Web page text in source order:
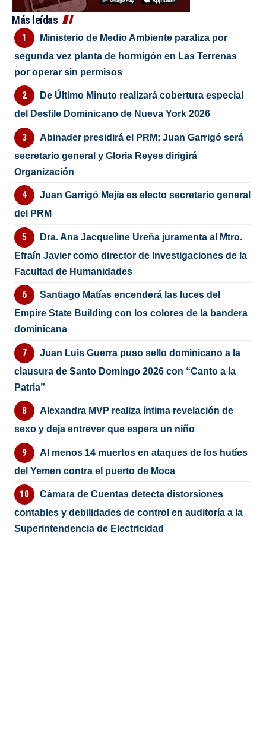
Más leídas
Ministerio de Medio Ambiente paraliza por
segunda vez planta de hormigón en Las Terrenas
por operar sin permisos
De Último Minuto realizará cobertura especial
del Desfile Dominicano de Nueva York 2026
Abinader presidirá el PRM; Juan Garrigó será
secretario general y Gloria Reyes dirigirá
Organización
Juan Garrigó Mejía es electo secretario general
del PRM
Dra. Ana Jacqueline Ureña juramenta al Mtro.
Efraín Javier como director de Investigaciones de la
Facultad de Humanidades
Santiago Matías encenderá las luces del
Empire State Building con los colores de la bandera
dominicana
Juan Luis Guerra puso sello dominicano a la
clausura de Santo Domingo 2026 con “Canto a la
Patria”
Alexandra MVP realiza íntima revelación de
sexo y deja entrever que espera un niño
Al menos 14 muertos en ataques de los hutíes
del Yemen contra el puerto de Moca
Cámara de Cuentas detecta distorsiones
contables y debilidades de control en auditoría a la
Superintendencia de Electricidad